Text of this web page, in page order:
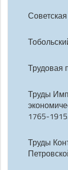
Трудовая
Труды
1765-
Труды